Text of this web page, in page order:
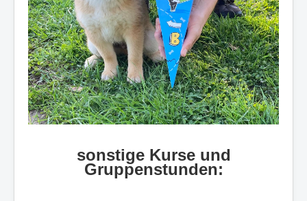
sonstige Kurse und
Gruppenstunden: